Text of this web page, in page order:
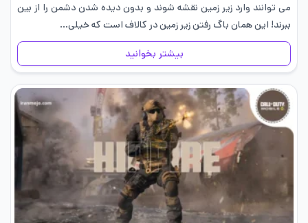
می توانند وارد زیر زمین نقشه شوند و بدون دیده شدن دشمن را از بین
ببرند! این همان باگ رفتن زیر زمین در کالاف است که خیلی…
بیشتر بخوانید